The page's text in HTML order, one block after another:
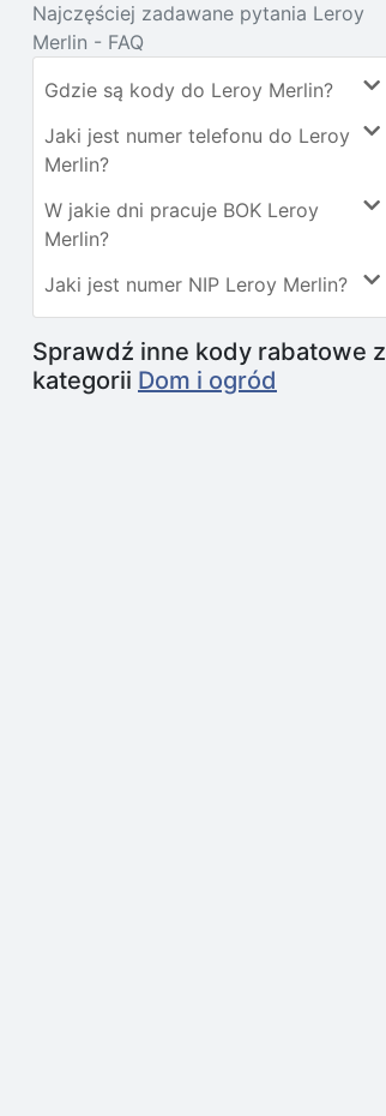
Najczęściej zadawane pytania Leroy
Merlin - FAQ
Gdzie są kody do Leroy Merlin?
Jaki jest numer telefonu do Leroy
Merlin?
W jakie dni pracuje BOK Leroy
Merlin?
Jaki jest numer NIP Leroy Merlin?
Sprawdź inne kody rabatowe z
kategorii Dom i ogród